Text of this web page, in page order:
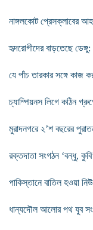
নাঙ্গলকোট প্রেসক্লাবের
হৃদরোগীদের বাড়তেছে
যে পাঁচ তারকার সঙ্গে কাজ
চ্যাম্পিয়নস লিগে কঠিন
মুরাদনগরে ২’শ বছরের
রক্তদাতা সংগঠন ‘বন্ধু,
পাকিস্তানে বাতিল হওয়া
‎ধান্যদৌল আলোর পথ যুব